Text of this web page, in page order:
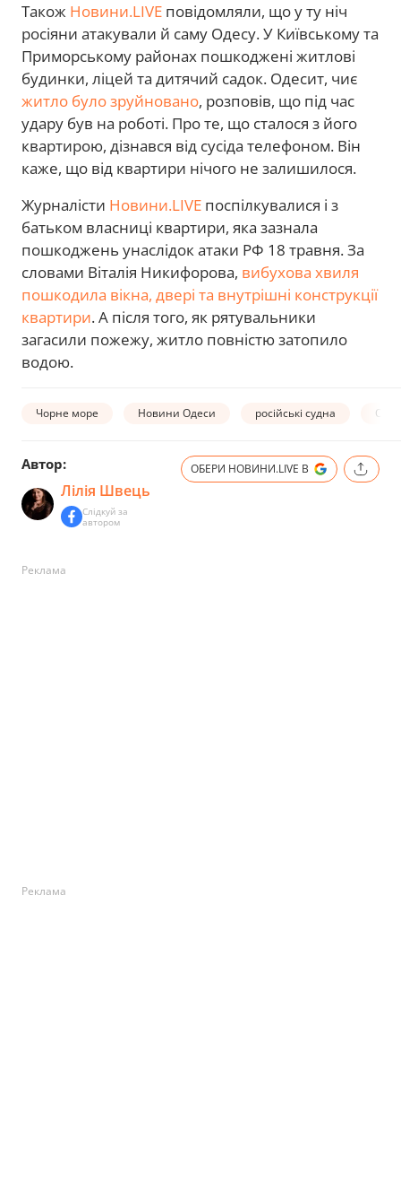
Також Новини.LIVE повідомляли, що у ту ніч
росіяни атакували й саму Одесу. У Київському та
Приморському районах пошкоджені житлові
будинки, ліцей та дитячий садок. Одесит, чиє
житло було зруйновано, розповів, що під час
удару був на роботі. Про те, що сталося з його
квартирою, дізнався від сусіда телефоном. Він
каже, що від квартири нічого не залишилося.
Журналісти Новини.LIVE поспілкувалися і з
батьком власниці квартири, яка зазнала
пошкоджень унаслідок атаки РФ 18 травня. За
словами Віталія Никифорова, вибухова хвиля
пошкодила вікна, двері та внутрішні конструкції
квартири. А після того, як рятувальники
загасили пожежу, житло повністю затопило
водою.
Чорне море Новини Одеси російські судна
Автор:
Лілія Швець
Слідкуй за
автором
ОБЕРИ НОВИНИ.LIVE В
Реклама
Реклама